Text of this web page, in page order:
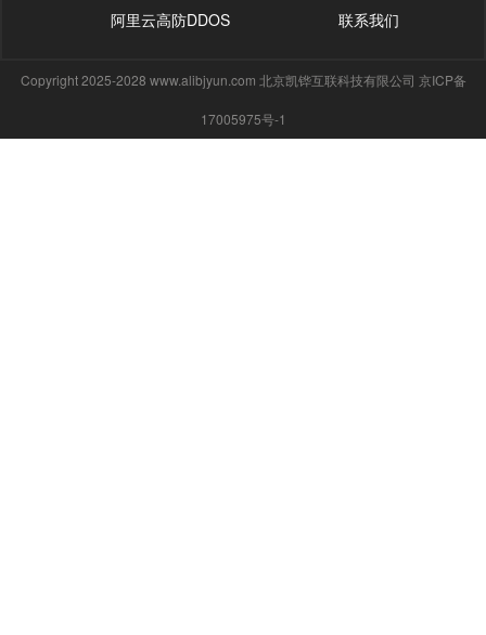
阿里云高防DDOS
联系我们
Copyright 2025-2028 www.alibjyun.com 北京凯铧互联科技有限公司 京ICP备
17005975号-1